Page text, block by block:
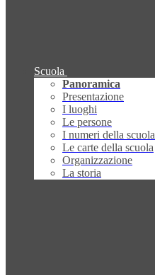
Scuola
Panoramica
Presentazione
I luoghi
Le persone
I numeri della scuola
Le carte della scuola
Organizzazione
La storia